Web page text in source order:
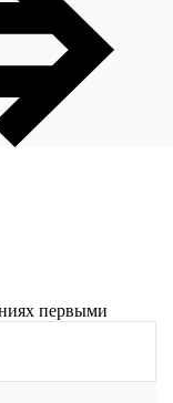
первыми